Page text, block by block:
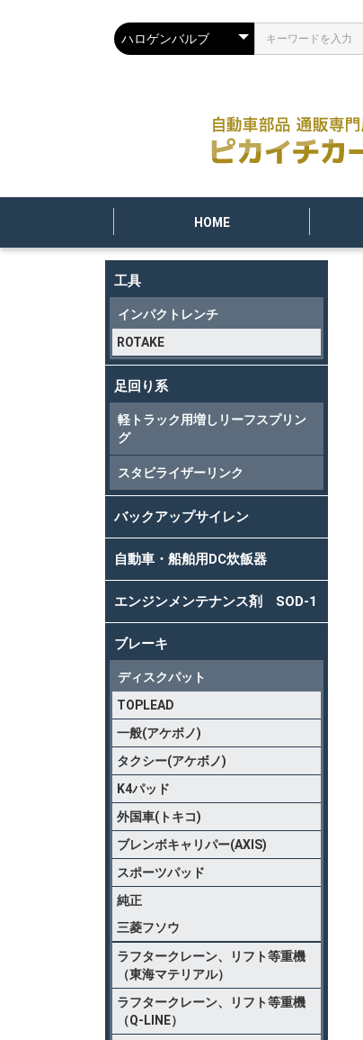
HOME
工具
インパクトレンチ
ROTAKE
足回り系
軽トラック用増しリーフスプリン
グ
スタビライザーリンク
バックアップサイレン
自動車・船舶用DC炊飯器
エンジンメンテナンス剤 SOD-1
ブレーキ
ディスクパット
TOPLEAD
一般(アケボノ)
タクシー(アケボノ)
K4パッド
外国車(トキコ)
ブレンボキャリパー(AXIS)
スポーツパッド
純正
三菱フソウ
ラフタークレーン、リフト等重機
（東海マテリアル）
ラフタークレーン、リフト等重機
（Q-LINE）